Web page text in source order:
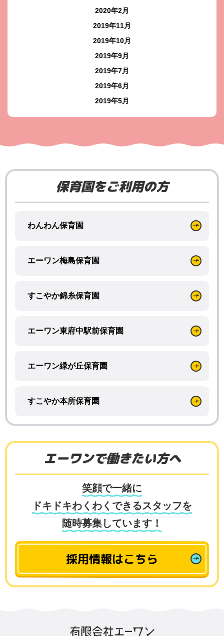
2020年2月
2019年11月
2019年10月
2019年9月
2019年7月
2019年6月
2019年5月
保育園をご利用の方
わんわん保育園
エーワン梅島保育園
すこやか錦糸保育園
エーワン東府中駅前保育園
エーワン緑が丘保育園
すこやか本所保育園
エーワンで働きたい方へ
笑顔で一緒に
ドキドキわくわくできるスタッフを
随時募集しています！
採用情報はこちら